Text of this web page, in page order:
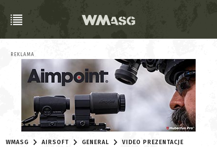
REKLAMA
WMASG AIRSOFT GENERAL VIDEO PREZENTACJE